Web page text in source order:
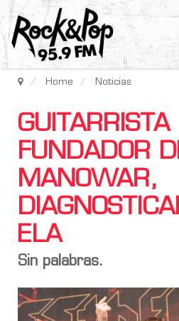
Home Noticias
GUITARRISTA
FUNDADOR
MANOWAR,
ELA
Sin palabras.